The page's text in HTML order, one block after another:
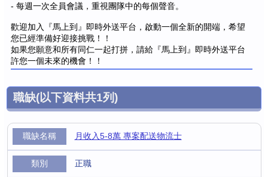
- 每週一次全員會議，重視團隊中的每個聲音。
歡迎加入『馬上到』即時外送平台，啟動一個全新的開端，希望
您已經準備好迎接挑戰！！
如果您願意和所有同仁一起打拼，請給『馬上到』即時外送平台
許您一個未來的機會！！
職缺(以下資料共1列)
月收入5-8萬 專案配送物流士
正職